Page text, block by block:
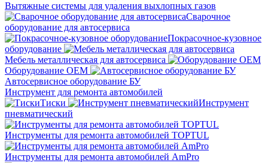
Вытяжные системы для удаления выхлопных газов
Сварочное
оборудование для автосервиса
Покрасочное-кузовное
оборудование
Мебель металлическая для автосервиса
Оборудование OEM
Автосервисное оборудование БУ
Инструмент для ремонта автомобилей
Тиски
Инструмент
пневматический
Инструменты для ремонта автомобилей TOPTUL
Инструменты для ремонта автомобилей AmPro